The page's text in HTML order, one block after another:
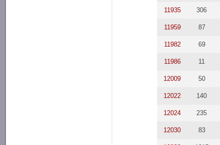
11935 306
11959 87
11982 69
11986 11
12009 50
12022 140
12024 235
12030 83